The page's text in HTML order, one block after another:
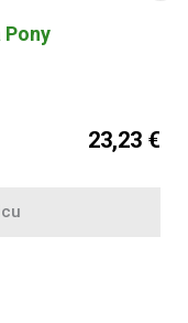
23,23 €